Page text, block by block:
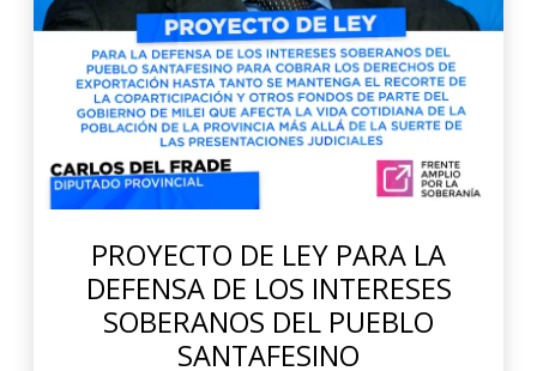
PROYECTO DE LEY PARA LA
DEFENSA DE LOS INTERESES
SOBERANOS DEL PUEBLO
SANTAFESINO